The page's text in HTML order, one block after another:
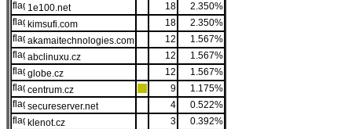
1e100.net
18
2.350%
kimsufi.com
18
2.350%
akamaitechnologies.com
12
1.567%
abclinuxu.cz
12
1.567%
globe.cz
12
1.567%
centrum.cz
9
1.175%
secureserver.net
4
0.522%
klenot.cz
3
0.392%